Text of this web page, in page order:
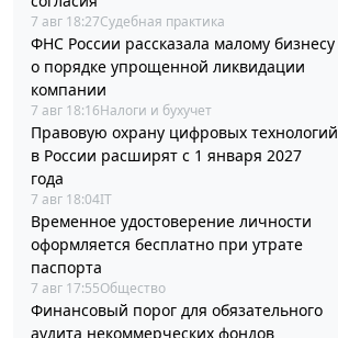
7 авг 18:27Судебная практика
ФНС России рассказала малому бизнесу
о порядке упрощенной ликвидации
компании
7 авг 18:16Налоги и бухучет
Правовую охрану цифровых технологий
в России расширят с 1 января 2027
года
7 авг 18:04IT
Временное удостоверение личности
оформляется бесплатно при утрате
паспорта
7 авг 17:55Общество
Финансовый порог для обязательного
аудита некоммерческих фондов